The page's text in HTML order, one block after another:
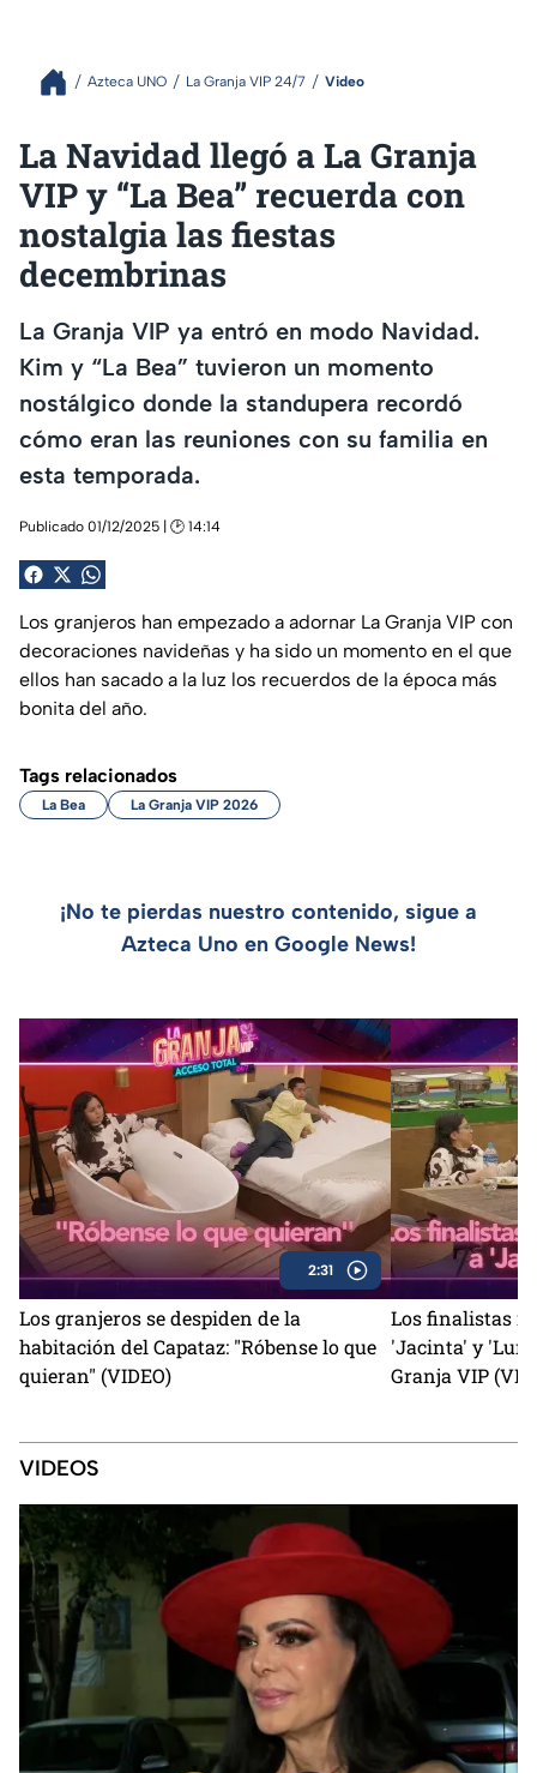
Azteca UNO La Granja VIP 24/7 Video
La Navidad llegó a La Granja
VIP y “La Bea” recuerda con
nostalgia las fiestas
decembrinas
La Granja VIP ya entró en modo Navidad.
Kim y “La Bea” tuvieron un momento
nostálgico donde la standupera recordó
cómo eran las reuniones con su familia en
esta temporada.
Publicado 01/12/2025 | 🕑 14:14
Los granjeros han empezado a adornar La Granja VIP con
decoraciones navideñas y ha sido un momento en el que
ellos han sacado a la luz los recuerdos de la época más
bonita del año.
Tags relacionados
La Bea La Granja VIP 2026
¡No te pierdas nuestro contenido, sigue a
Azteca Uno en Google News!
2:31
Los granjeros se despiden de la
habitación del Capataz: "Róbense lo que
quieran" (VIDEO)
Los finalistas
'Jacinta' y
Granja VIP
VIDEOS